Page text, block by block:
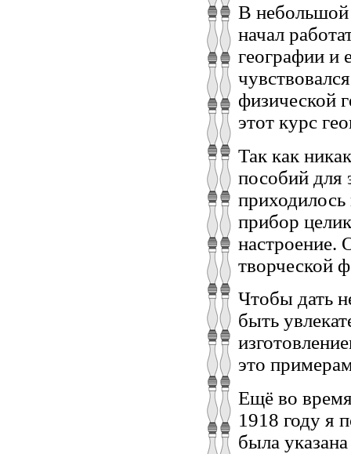
В небольшой
начал
географии и
физической
этот курс
Так как
пособий для
приходилось
прибор
настроение.
творческой
Чтобы дать
быть
это
Ещё во
1918 году я
была